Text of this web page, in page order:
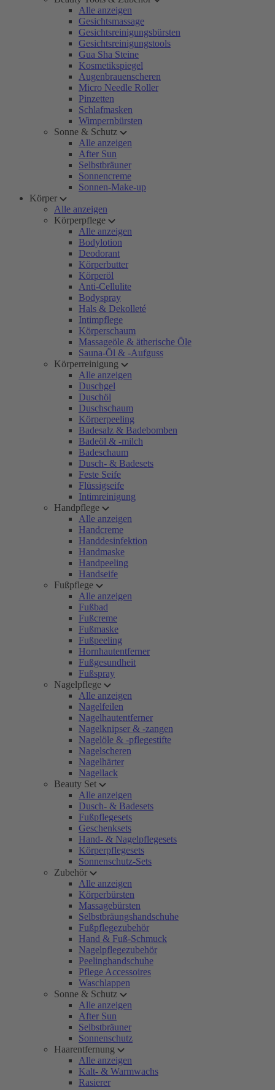
Alle anzeigen
Gesichtsmassage
Gesichtsreinigungsbürsten
Gesichtsreinigungstools
Gua Sha Steine
Kosmetikspiegel
Augenbrauenscheren
Micro Needle Roller
Pinzetten
Schlafmasken
Wimpernbürsten
Sonne & Schutz
Alle anzeigen
After Sun
Selbstbräuner
Sonnencreme
Sonnen-Make-up
Körper
Alle anzeigen
Körperpflege
Alle anzeigen
Bodylotion
Deodorant
Körperbutter
Körperöl
Anti-Cellulite
Bodyspray
Hals & Dekolleté
Intimpflege
Körperschaum
Massageöle & ätherische Öle
Sauna-Öl & -Aufguss
Körperreinigung
Alle anzeigen
Duschgel
Duschöl
Duschschaum
Körperpeeling
Badesalz & Badebomben
Badeöl & -milch
Badeschaum
Dusch- & Badesets
Feste Seife
Flüssigseife
Intimreinigung
Handpflege
Alle anzeigen
Handcreme
Handdesinfektion
Handmaske
Handpeeling
Handseife
Fußpflege
Alle anzeigen
Fußbad
Fußcreme
Fußmaske
Fußpeeling
Hornhautentferner
Fußgesundheit
Fußspray
Nagelpflege
Alle anzeigen
Nagelfeilen
Nagelhautentferner
Nagelknipser & -zangen
Nagelöle & -pflegestifte
Nagelscheren
Nagelhärter
Nagellack
Beauty Set
Alle anzeigen
Dusch- & Badesets
Fußpflegesets
Geschenksets
Hand- & Nagelpflegesets
Körperpflegesets
Sonnenschutz-Sets
Zubehör
Alle anzeigen
Körperbürsten
Massagebürsten
Selbstbräungshandschuhe
Fußpflegezubehör
Hand & Fuß-Schmuck
Nagelpflegezubehör
Peelinghandschuhe
Pflege Accessoires
Waschlappen
Sonne & Schutz
Alle anzeigen
After Sun
Selbstbräuner
Sonnenschutz
Haarentfernung
Alle anzeigen
Kalt- & Warmwachs
Rasierer